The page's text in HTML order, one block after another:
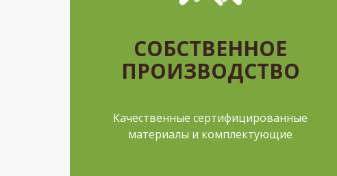
СОБСТВЕННОЕ
ПРОИЗВОДСТВО
Качественные сертифицированные
материалы и комплектующие